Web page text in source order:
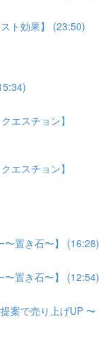
ト効果】 (23:50)
エスチョン】
エスチョン】
〜置き石〜】 (16:28)
〜置き石〜】 (12:54)
案で売り上げUP 〜